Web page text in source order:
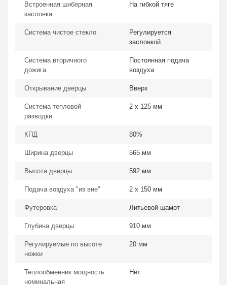
Встроенная шиберная
заслонка
На гибкой тяге
Система чистое стекло
Регулируется
заслонкой
Система вторичного
дожига
Постоянная подача
воздуха
Открывание дверцы Вверх
Система тепловой
разводки
2 х 125 мм
КПД 80%
Ширина дверцы 565 мм
Высота дверцы 592 мм
Подача воздуха "из вне" 2 х 150 мм
Футеровка Литьевой шамот
Глубина дверцы 910 мм
Регулируемые по высоте
ножки
20 мм
Теплообменник мощность
номинальная
Нет